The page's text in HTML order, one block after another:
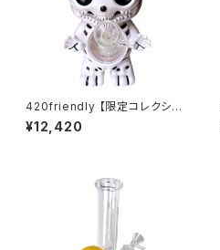
420friendly 【限定コレクショ
ン】Skull Cat Bong / スカルキ
ャットボング（約22cm）
¥12,420